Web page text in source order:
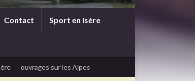
Contact Sport en Isère
ouvrages sur les Alpes